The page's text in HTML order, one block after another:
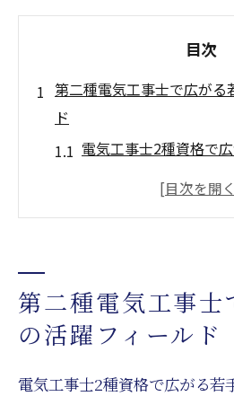
目次
第二種電気工事士で広がる
ド
電気工事士2種資格で
若手が電気工事現場で
電気工事分野で若手が
解説
特徴
第二種電気工事士
の活躍フィールド
電気工事士2種資格で広がる若